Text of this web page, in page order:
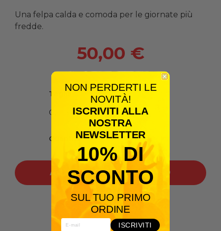
Una felpa calda e comoda per le giornate più
fredde.
50,00 €
Taglia
Guida alle taglie
Quantità
AGGIUNGI AL CARRELLO
Condividilo:
NON PERDERTI LE
NOVITÀ!
ISCRIVITI ALLA
NOSTRA
NEWSLETTER
10% DI
SCONTO
SUL TUO PRIMO
ORDINE
ISCRIVITI